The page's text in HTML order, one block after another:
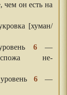
чем он есть на
[хуман/
6—
не-
6 —